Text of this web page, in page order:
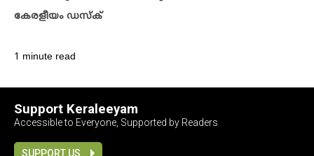
കേരളീയം ഡസ്ക്
1 minute read
Support Keraleeyam
Accessible to Everyone, Supported by Readers
SUPPORT US